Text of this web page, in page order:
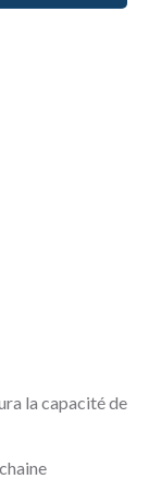
la capacité de